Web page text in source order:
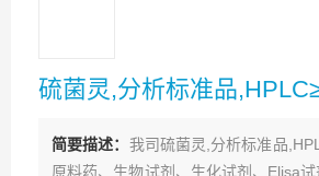
硫菌灵,分析标准品
简要描述： 我司硫菌灵,分析标准品
原料药、生物试剂、生化试剂、Elisa